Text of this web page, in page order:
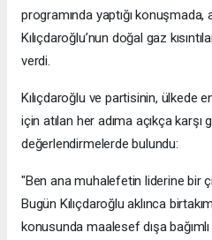
programında yaptığı
Kılıçdaroğlu’nun doğal gaz
verdi.
Kılıçdaroğlu ve partisinin, ülkede
için atılan her adıma açıkça
değerlendirmelerde bulundu:
"Ben ana muhalefetin liderine bir
Bugün Kılıçdaroğlu aklınca
konusunda maalesef dışa